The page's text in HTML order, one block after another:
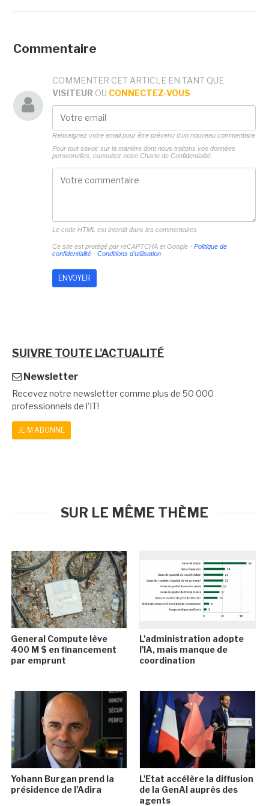
Commentaire
COMMENTER CET ARTICLE EN TANT QUE
VISITEUR OU CONNECTEZ-VOUS
Renseignez votre email pour être prévenu d'un nouveau commentaire
Pour tout savoir sur la manière dont nous traitons vos données
personnelles, consultez notre Charte de Confidentialité.
Le code HTML est interdit dans les commentaires
Ce site est protégé par reCAPTCHA et Google - Politique de
confidentialité- Conditions d'utilisation
SUIVRE TOUTE L'ACTUALITÉ
Newsletter
Recevez notre newsletter comme plus de 50 000
professionnels de l'IT!
JE M'ABONNE
SUR LE MÊME THÈME
General Compute lève
400 M $ en financement
par emprunt
L'administration adopte
l'IA, mais manque de
coordination
Yohann Burgan prend la
présidence de l'Adira
L'Etat accélère la diffusion
de la GenAI auprès des
agents